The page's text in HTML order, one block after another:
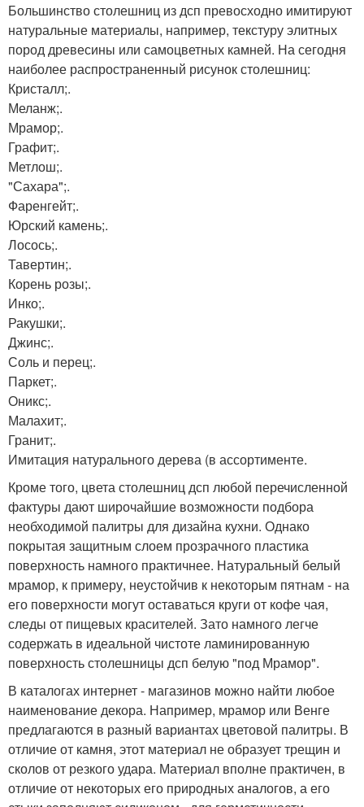
Большинство столешниц из дсп превосходно имитируют
натуральные материалы, например, текстуру элитных
пород древесины или самоцветных камней. На сегодня
наиболее распространенный рисунок столешниц:
Кристалл;.
Меланж;.
Мрамор;.
Графит;.
Метлош;.
"Сахара";.
Фаренгейт;.
Юрский камень;.
Лосось;.
Тавертин;.
Корень розы;.
Инко;.
Ракушки;.
Джинс;.
Соль и перец;.
Паркет;.
Оникс;.
Малахит;.
Гранит;.
Имитация натурального дерева (в ассортименте.
Кроме того, цвета столешниц дсп любой перечисленной
фактуры дают широчайшие возможности подбора
необходимой палитры для дизайна кухни. Однако
покрытая защитным слоем прозрачного пластика
поверхность намного практичнее. Натуральный белый
мрамор, к примеру, неустойчив к некоторым пятнам - на
его поверхности могут оставаться круги от кофе чая,
следы от пищевых красителей. Зато намного легче
содержать в идеальной чистоте ламинированную
поверхность столешницы дсп белую "под Мрамор".
В каталогах интернет - магазинов можно найти любое
наименование декора. Например, мрамор или Венге
предлагаются в разный вариантах цветовой палитры. В
отличие от камня, этот материал не образует трещин и
сколов от резкого удара. Материал вполне практичен, в
отличие от некоторых его природных аналогов, а его